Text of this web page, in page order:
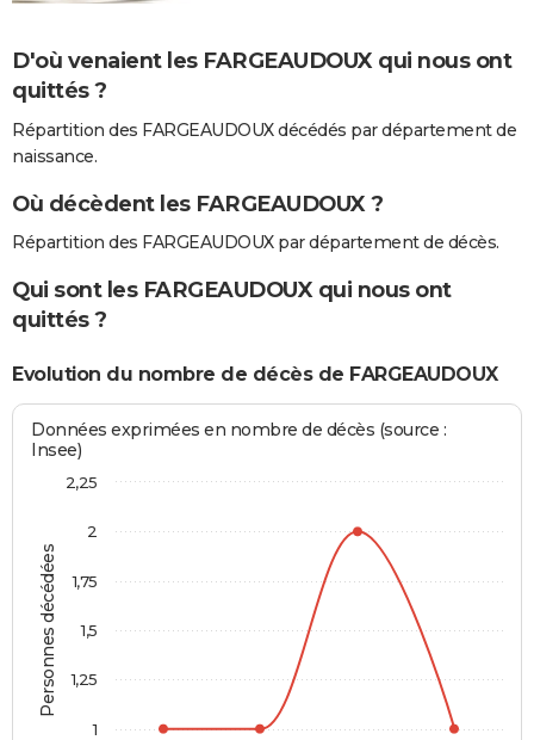
D'où venaient les FARGEAUDOUX qui nous ont
quittés ?
Répartition des FARGEAUDOUX décédés par département de
naissance.
Où décèdent les FARGEAUDOUX ?
Répartition des FARGEAUDOUX par département de décès.
Qui sont les FARGEAUDOUX qui nous ont
quittés ?
Evolution du nombre de décès de FARGEAUDOUX
Personnes décédées
Données exprimées en nombre de décès (source :
Insee)
1
1,25
1,5
1,75
2
2,25